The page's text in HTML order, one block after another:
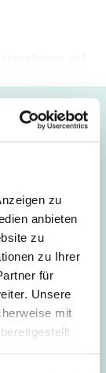
zu
anbieten
zu
zu Ihrer
für
Unsere
mit